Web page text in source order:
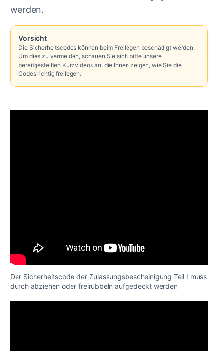
werden.
Vorsicht
Die Sicherheitscodes können beim Freilegen beschädigt werden.
Um dies zu vermeiden, schauen Sie sich bitte unsere
bereitgestellten Kurzvideos an, die Ihnen zeigen, wie Sie die
Codes richtig freilegen.
Der Sicherheitscode der Zulassungsbescheinigung Teil I muss
durch abziehen oder freirubbeln aufgedeckt werden